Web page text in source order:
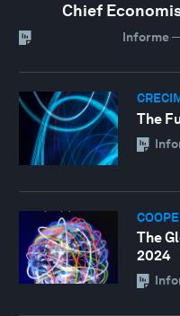
Chief
Informe
The
The
2024